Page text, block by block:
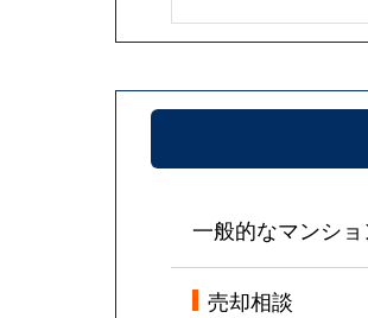
一般的なマンショ
売却相談